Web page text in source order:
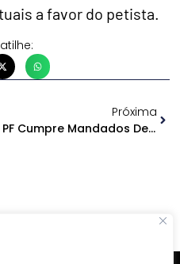
a favor do petista.
Próxima
PF Cumpre Mandados De Prisão Em Condomínios De Luxo Em Manaus